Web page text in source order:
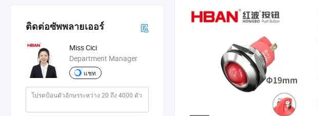
ติดต่อซัพพลายเออร์
Miss Cici
Department Manager
แชท